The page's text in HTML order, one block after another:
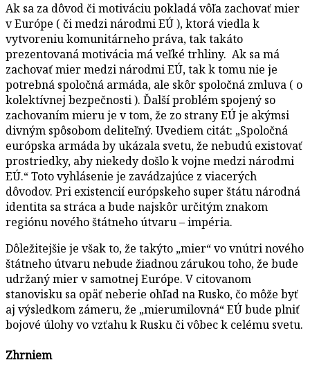
Ak sa za dôvod či motiváciu pokladá vôľa zachovať mier
v Európe ( či medzi národmi EÚ ), ktorá viedla k
vytvoreniu komunitárneho práva, tak takáto
prezentovaná motivácia má veľké trhliny. Ak sa má
zachovať mier medzi národmi EÚ, tak k tomu nie je
potrebná spoločná armáda, ale skôr spoločná zmluva ( o
kolektívnej bezpečnosti ). Ďalší problém spojený so
zachovaním mieru je v tom, že zo strany EÚ je akýmsi
divným spôsobom deliteľný. Uvediem citát: „Spoločná
európska armáda by ukázala svetu, že nebudú existovať
prostriedky, aby niekedy došlo k vojne medzi národmi
EÚ.“ Toto vyhlásenie je zavádzajúce z viacerých
dôvodov. Pri existencií európskeho super štátu národná
identita sa stráca a bude najskôr určitým znakom
regiónu nového štátneho útvaru – impéria.
Dôležitejšie je však to, že takýto „mier“ vo vnútri nového
štátneho útvaru nebude žiadnou zárukou toho, že bude
udržaný mier v samotnej Európe. V citovanom
stanovisku sa opäť neberie ohľad na Rusko, čo môže byť
aj výsledkom zámeru, že „mierumilovná“ EÚ bude plniť
bojové úlohy vo vzťahu k Rusku či vôbec k celému svetu.
Zhrniem